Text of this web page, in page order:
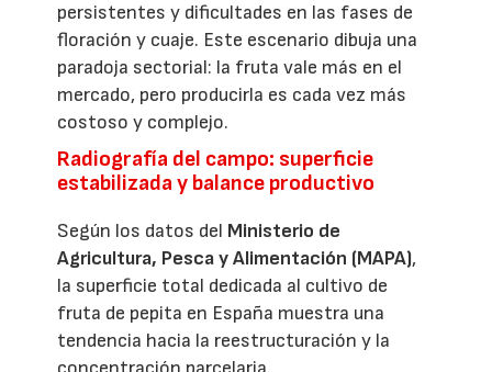
persistentes y dificultades en las fases de
floración y cuaje. Este escenario dibuja una
paradoja sectorial: la fruta vale más en el
mercado, pero producirla es cada vez más
costoso y complejo.
Radiografía del campo: superficie
estabilizada y balance productivo
Según los datos del Ministerio de
Agricultura, Pesca y Alimentación (MAPA),
la superficie total dedicada al cultivo de
fruta de pepita en España muestra una
tendencia hacia la reestructuración y la